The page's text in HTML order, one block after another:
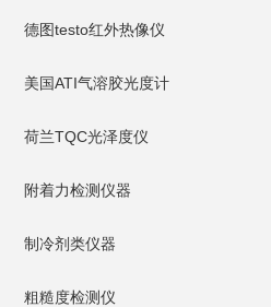
德图testo红外热像仪
美国ATI气溶胶光度计
荷兰TQC光泽度仪
附着力检测仪器
制冷剂类仪器
粗糙度检测仪